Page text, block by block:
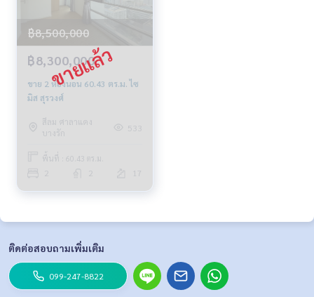
฿8,500,000
฿8,300,000
ขาย 2 ห้องนอน 60.43 ตร.ม. ไซ
มิส สุรวงศ์
สีลม ศาลาแดง
บางรัก
533
พื้นที่ : 60.43 ตร.ม.
17
ติดต่อสอบถามเพิ่มเติม
099-247-8822